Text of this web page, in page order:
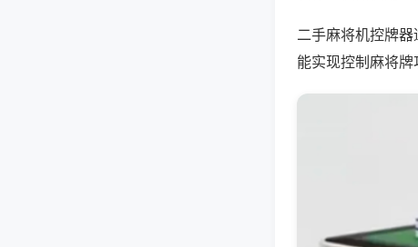
二手麻将机控牌
能实现控制麻将牌